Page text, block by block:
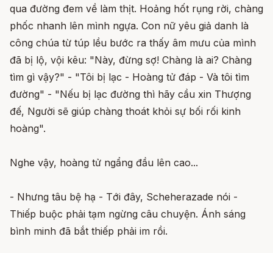
qua đường đem về làm thịt. Hoảng hốt rụng rời, chàng
phốc nhanh lên mình ngựa. Con nữ yêu giả danh là
công chúa từ túp lều bước ra thấy âm mưu của mình
đã bị lộ, vội kêu: "Này, đừng sợ! Chàng là ai? Chàng
tìm gì vậy?" - "Tôi bị lạc - Hoàng tử đáp - Và tôi tìm
đường" - "Nếu bị lạc đường thì hãy cầu xin Thượng
đế, Người sẽ giúp chàng thoát khỏi sự bối rối kinh
hoàng".
Nghe vậy, hoàng tử ngẩng đầu lên cao...
- Nhưng tâu bệ hạ - Tới đây, Scheherazade nói -
Thiếp buộc phải tạm ngừng câu chuyện. Ánh sáng
bình minh đã bắt thiếp phải im rồi.